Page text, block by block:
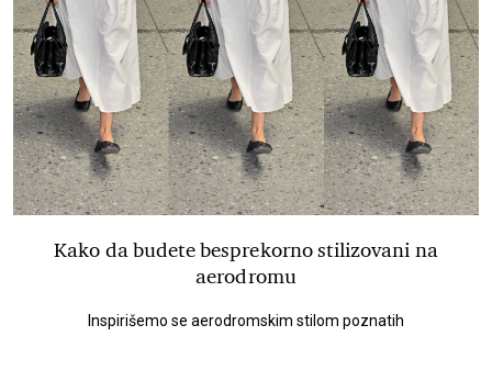
Kako da budete besprekorno stilizovani na
aerodromu
Inspirišemo se aerodromskim stilom poznatih